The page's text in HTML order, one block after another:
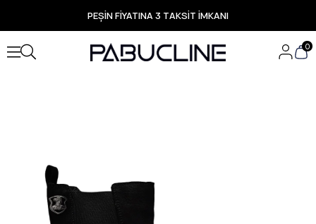
PEŞİN FİYATINA 3 TAKSİT İMKANI
TÜM ÜRÜNLERDE ÜCRETSİZ KARGO
Yeni Sezon Ürünlerde Özel Fırsatlar
Seçili Ürünlerde Hızlı Teslimat
0